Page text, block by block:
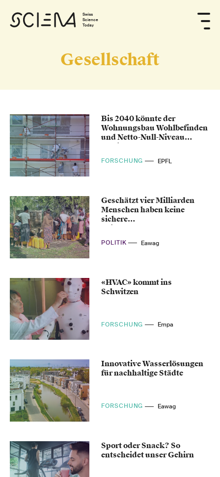
Swiss
Science
Today
Gesellschaft
Bis 2040 könnte der
Wohnungsbau Wohlbefinden
und Netto-Null-Niveau
FORSCHUNG EPFL
Geschätzt vier Milliarden
Menschen haben keine
sichere
Trinkwasserversorgung
POLITIK Eawag
«HVAC» kommt ins
Schwitzen
FORSCHUNG Empa
Innovative Wasserlösungen
für nachhaltige Städte
FORSCHUNG Eawag
Sport oder Snack? So
entscheidet unser Gehirn